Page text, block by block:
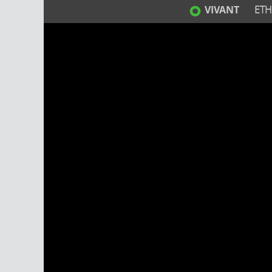
VIVANT